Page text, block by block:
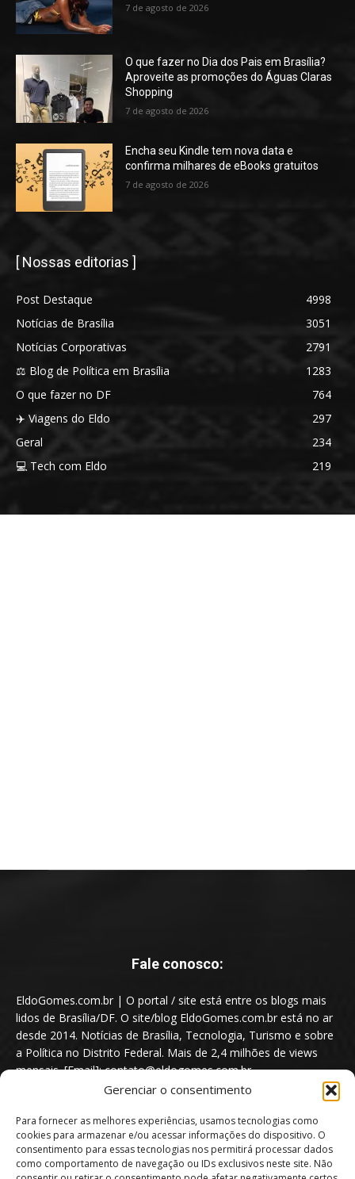
Gerenciar o consentimento
Para fornecer as melhores experiências, usamos tecnologias como
cookies para armazenar e/ou acessar informações do dispositivo. O
consentimento para essas tecnologias nos permitirá processar dados
como comportamento de navegação ou IDs exclusivos neste site. Não
7 de agosto de 2026
O que fazer no Dia dos Pais em Brasília?
Aproveite as promoções do Águas Claras
Shopping
7 de agosto de 2026
Encha seu Kindle tem nova data e
confirma milhares de eBooks gratuitos
7 de agosto de 2026
[ Nossas editorias ]
Post Destaque
4998
Notícias de Brasília
3051
Notícias Corporativas
2791
⚖️ Blog de Política em Brasília
1283
O que fazer no DF
764
✈️ Viagens do Eldo
297
Geral
234
💻 Tech com Eldo
219
Fale conosco:
EldoGomes.com.br | O portal / site está entre os blogs mais
lidos de Brasília/DF. O site/blog EldoGomes.com.br está no ar
desde 2014. Notícias de Brasília, Tecnologia, Turismo e sobre
a Política no Distrito Federal. Mais de 2,4 milhões de views
mensais. [Email]: contato@eldogomes.com.br